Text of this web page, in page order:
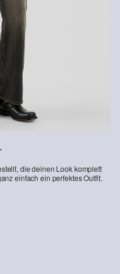
Hilfe & FAQ
die deinen Look komplett
einfach ein perfektes Outfit.